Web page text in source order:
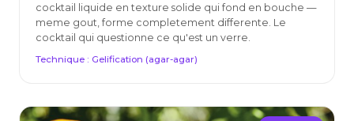
cocktail liquide en texture solide qui fond en bouche —
meme gout, forme completement differente. Le
cocktail qui questionne ce qu'est un verre.
Technique : Gelification (agar-agar)